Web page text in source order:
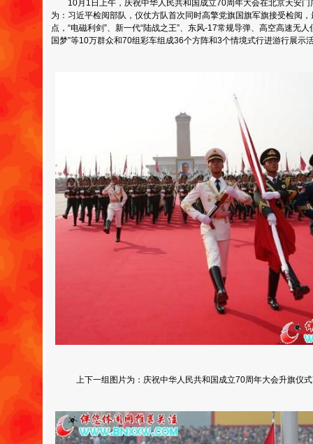
10月1日上午，庆祝中华人民共和国成立70周年大会在北京天安
为：习近平检阅部队，仪仗方队首次同时高擎党旗国旗军旗接受检阅
点，“电磁利剑”、新一代“陆战之王”、东风-17常规导弹、高空高速无
国梦”等10万群众和70组彩车组成36个方阵和3个情境式行进游行展示
上下一组图片为：庆祝中华人民共和国成立70周年大会升旗仪式